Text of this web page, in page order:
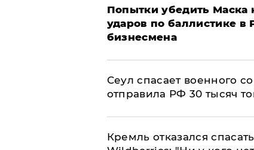
Попытки убедить Маска
ударов по баллистике
бизнесмена
​Сеул спасает военного
отправила РФ 30 тысяч
Кремль отказался